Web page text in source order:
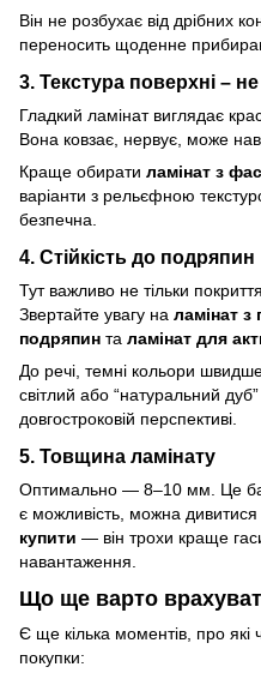
Він не розбухає від дрібних
переносить щоденне
3. Текстура поверхні –
Гладкий ламінат виглядає
Вона ковзає, нервує, може
Краще обирати ламінат з
варіанти з рельєфною
безпечна.
4. Стійкість до подряпин
Тут важливо не тільки
Звертайте увагу на ламінат з
подряпин та ламінат для
До речі, темні кольори
світлий або “натуральний
довгостроковій перспективі.
5. Товщина ламінату
Оптимально — 8–10 мм. Це
є можливість, можна дивитися
купити — він трохи краще
навантаження.
Що ще варто
Є ще кілька моментів, про які
покупки: